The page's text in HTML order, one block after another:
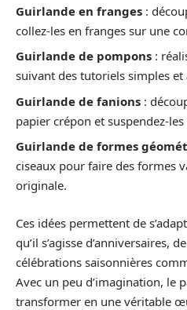
Guirlande en franges :
collez-les en franges sur une
Guirlande de pompons :
suivant des tutoriels simples et
Guirlande de fanions :
papier crépon et suspendez-
Guirlande de formes
ciseaux pour faire des formes
originale.
Ces idées permettent de
qu’il s’agisse d’anniversaires,
célébrations saisonnières
Avec un peu d’imagination, le
transformer en une véritable